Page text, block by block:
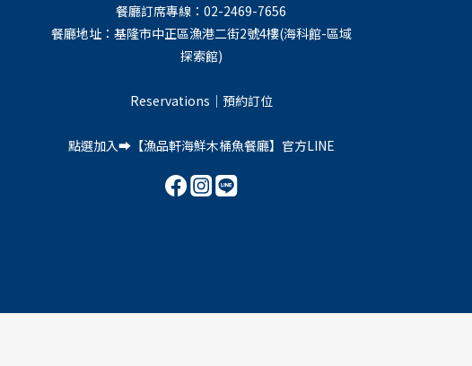
餐廳訂席專線：02-2469-7656
餐廳地址：基隆市中正區漁港二街2號4樓(海科館-區域
探索館)
Reservations｜預約訂位
點選加入➡️【漁品軒海鮮木桶魚餐廳】官方LINE